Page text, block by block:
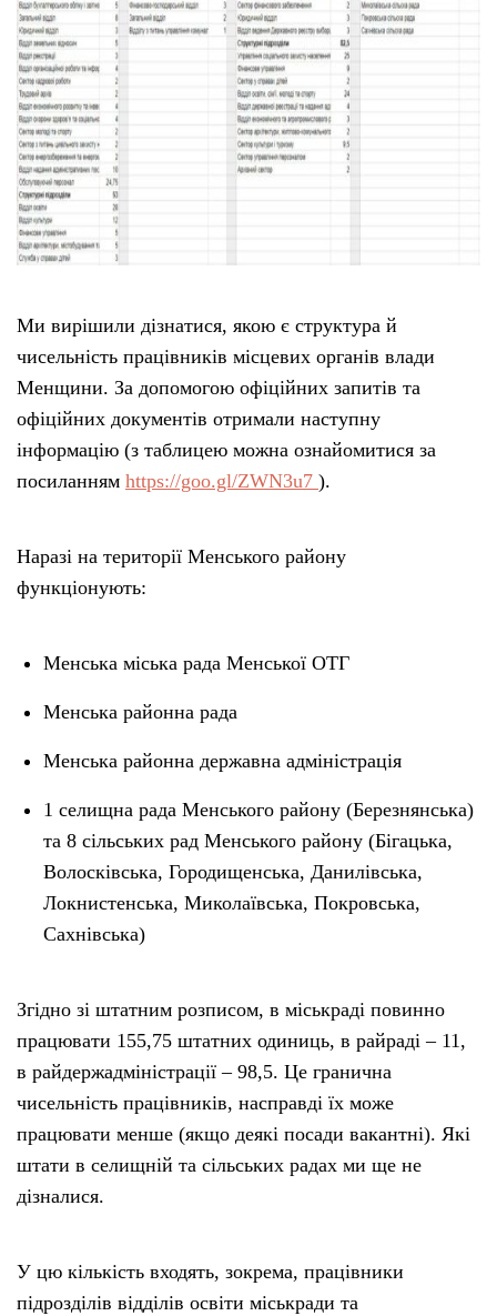
Ми вирішили дізнатися, якою є структура й
чисельність працівників місцевих органів влади
Менщини. За допомогою офіційних запитів та
офіційних документів отримали наступну
інформацію (з таблицею можна ознайомитися за
посиланням https://goo.gl/ZWN3u7 ).
Наразі на території Менського району
функціонують:
Менська міська рада Менської ОТГ
Менська районна рада
Менська районна державна адміністрація
1 селищна рада Менського району (Березнянська)
та 8 сільських рад Менського району (Бігацька,
Волосківська, Городищенська, Данилівська,
Локнистенська, Миколаївська, Покровська,
Сахнівська)
Згідно зі штатним розписом, в міськраді повинно
працювати 155,75 штатних одиниць, в райраді – 11,
в райдержадміністрації – 98,5. Це гранична
чисельність працівників, насправді їх може
працювати менше (якщо деякі посади вакантні). Які
штати в селищній та сільських радах ми ще не
дізналися.
У цю кількість входять, зокрема, працівники
підрозділів відділів освіти міськради та